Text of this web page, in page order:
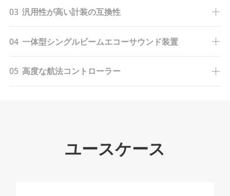
03 汎用性が高い計装の互換性
04 一体型シングルビームエコーサウンド装置
05 高度な航法コントローラー
ユースケース